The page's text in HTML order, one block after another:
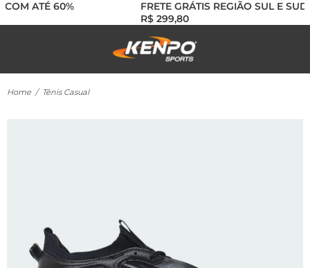
ATÉ 60%
FRETE GRÁTIS REGIÃO SUL E
R$ 299,80
Home / Tênis Casual